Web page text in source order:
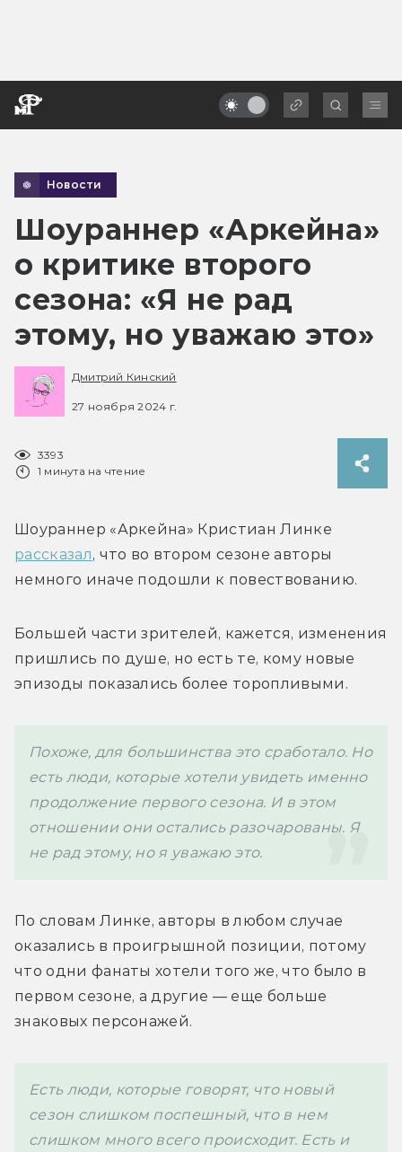
Новости
Шоураннер «Аркейна»
о критике второго
сезона: «Я не рад
этому, но уважаю это»
Дмитрий Кинский
27 ноября 2024 г.
3393
1 минута на чтение
Шоураннер «Аркейна»
рассказал, что во втором сезоне авторы
немного иначе подошли к повествованию.
Большей части зрителей, кажется, изменения
пришлись по душе, но есть те, кому новые
эпизоды показались более торопливыми.
Похоже, для большинства это сработало. Но
есть люди, которые хотели увидеть именно
продолжение первого сезона. И в этом
отношении они остались разочарованы. Я
не рад этому, но я уважаю это.
По словам Линке, авторы в любом случае
оказались в проигрышной позиции, потому
что одни фанаты хотели того же, что было в
первом сезоне, а другие — еще больше
знаковых персонажей.
Есть люди, которые говорят, что новый
сезон слишком поспешный, что в нем
слишком много всего происходит. Есть и